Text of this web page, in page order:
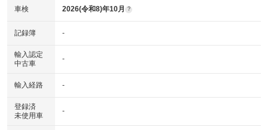
車検 2026(令和8)年10月 ?
記録簿 -
輸入認定
中古車
-
輸入経路 -
登録済
未使用車
-